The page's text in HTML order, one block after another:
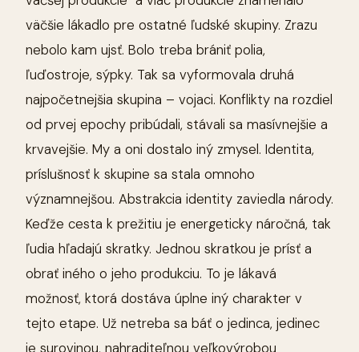
väčšie lákadlo pre ostatné ľudské skupiny. Zrazu
nebolo kam ujsť. Bolo treba brániť polia,
ľuďostroje, sýpky. Tak sa vyformovala druhá
najpočetnejšia skupina – vojaci. Konflikty na rozdiel
od prvej epochy pribúdali, stávali sa masívnejšie a
krvavejšie. My a oni dostalo iný zmysel. Identita,
príslušnosť k skupine sa stala omnoho
významnejšou. Abstrakcia identity zaviedla národy.
Keďže cesta k prežitiu je energeticky náročná, tak
ľudia hľadajú skratky. Jednou skratkou je prísť a
obrať iného o jeho produkciu. To je lákavá
možnosť, ktorá dostáva úplne iný charakter v
tejto etape. Už netreba sa báť o jedinca, jedinec
je surovinou, nahraditeľnou veľkovýrobou